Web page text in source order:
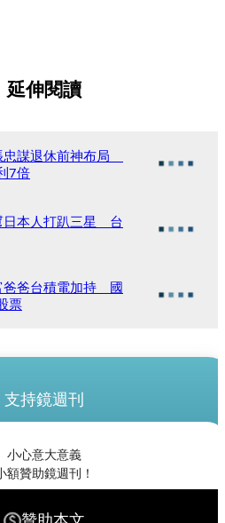
延伸閱讀
忠謀退休前神布局
7倍
日本人打趴三星 台
爸爸台積電加持 國
票
支持鏡週刊
小心意大意義
額贊助鏡週刊！